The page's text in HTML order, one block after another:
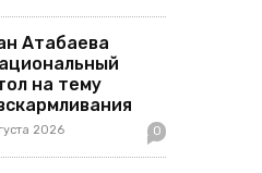
Атабаева
на тему
2026 0